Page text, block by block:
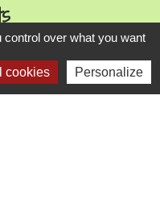
Quatre-Vents
Vents - FRANCE
over what you want
cookies Personalize